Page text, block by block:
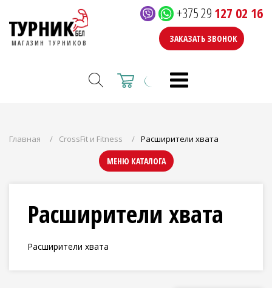
МАГАЗИН ТУРНИКОВ
+375 29 127 02 16
ЗАКАЗАТЬ ЗВОНОК
Главная CrossFit и Fitness Расширители хвата
МЕНЮ КАТАЛОГА
Расширители хвата
Расширители хвата